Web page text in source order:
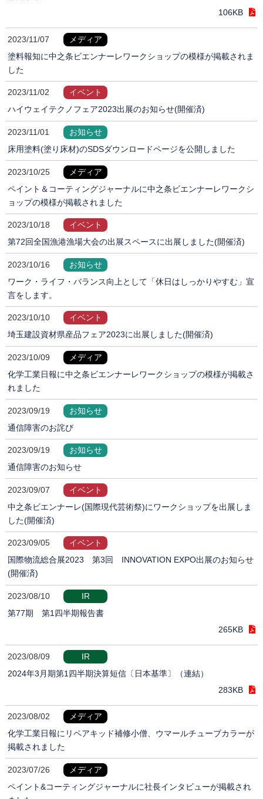
106KB
2023/11/07
メディア
塗料報知に中之条ビエンナーレワークショップの模様が掲載されま
した
2023/11/02
イベント
ハイウェイテクノフェア2023出展のお知らせ(開催済)
2023/11/01
お知らせ
床用塗料(塗り床材)のSDSダウンロードページを公開しました
2023/10/25
メディア
ペイント＆コーティングジャーナルに中之条ビエンナーレワークシ
ョップの模様が掲載されました
2023/10/18
イベント
第72回全国漁港漁場大会の出展スペースに出展しました(開催済)
2023/10/16
お知らせ
ワーク・ライフ・バランス向上として「休日はしっかりやすむ」宣
言をします。
2023/10/10
イベント
埼玉建設資材県産品フェア2023に出展しました(開催済)
2023/10/09
メディア
化学工業日報に中之条ビエンナーレワークショップの模様が掲載さ
れました
2023/09/19
お知らせ
通信障害のお詫び
2023/09/19
お知らせ
通信障害のお知らせ
2023/09/07
イベント
中之条ビエンナーレ(国際現代芸術祭)にワークショップを出展しま
した(開催済)
2023/09/05
イベント
国際物流総合展2023 第3回 INNOVATION EXPO出展のお知らせ
(開催済)
2023/08/10
IR
第77期 第1四半期報告書
265KB
2023/08/09
IR
2024年3月期第1四半期決算短信〔日本基準〕（連結）
283KB
2023/08/02
メディア
化学工業日報にリペアキッド補修小僧、ウマールチューブカラーが
掲載されました
2023/07/26
メディア
ペイント&コーティングジャーナルに社長インタビューが掲載され